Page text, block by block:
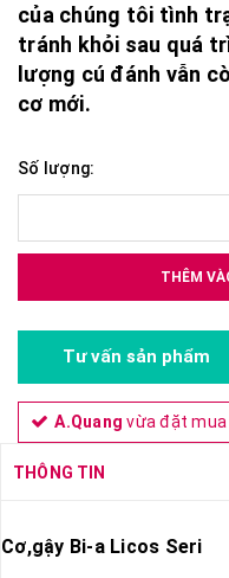
của chúng tôi tình
tránh khỏi sau quá
lượng cú đánh vẫn
cơ mới.
Số lượng:
THÊM
Tư vấn sản phẩm
A.Quang vừa đặt mua
THÔNG TIN
Cơ,gậy Bi-a Licos Seri